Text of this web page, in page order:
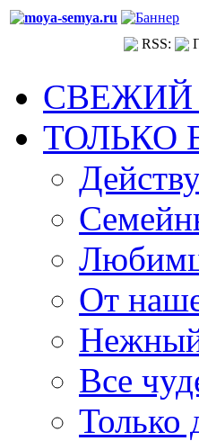
RSS:
ТОЛЬКО
От
Нежный
Все
Только